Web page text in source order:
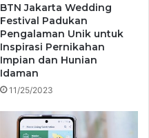
BTN Jakarta Wedding
Festival Padukan
Pengalaman Unik untuk
Inspirasi Pernikahan
Impian dan Hunian
Idaman
11/25/2023